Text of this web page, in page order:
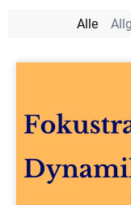
Alle